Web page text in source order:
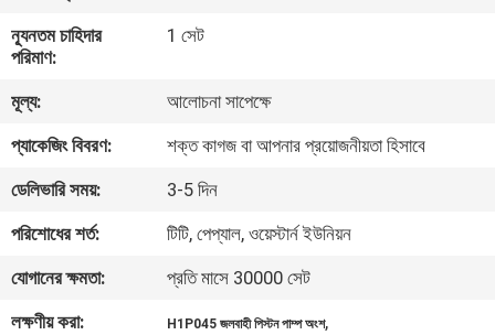
কারখানা
ভ্রমণ
মান
নিয়ন্ত্রণ
যোগাযোগ
করুন
ন্যূনতম চাহিদার
পরিমাণ:
1 সেট
মূল্য:
আলোচনা সাপেক্ষে
প্যাকেজিং বিবরণ:
শক্ত কাগজ বা আপনার প্রয়োজনীয়তা হিসাবে
ডেলিভারি সময়:
3-5 দিন
পরিশোধের শর্ত:
টিটি, পেপ্যাল, ওয়েস্টার্ন ইউনিয়ন
যোগানের ক্ষমতা:
প্রতি মাসে 30000 সেট
লক্ষণীয় করা:
H1P045 জলবাহী পিস্টন পাম্প অংশ,